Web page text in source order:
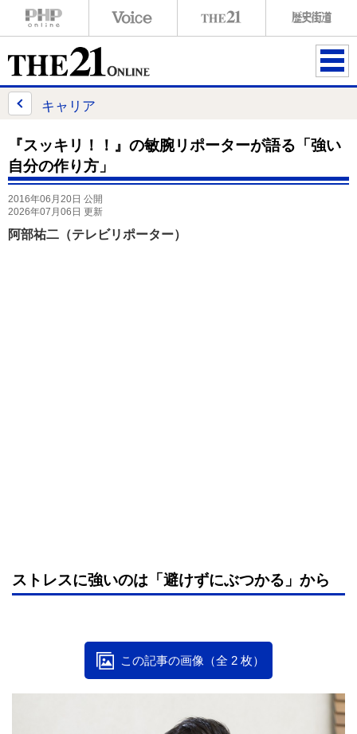
ME
キャリア
『スッキリ！！』の敏腕リポーターが語る「強い
自分の作り方」
2016年06月20日 公開
2026年07月06日 更新
阿部祐二（テレビリポーター）
ストレスに強いのは「避けずにぶつかる」から
この記事の画像（全 2 枚）